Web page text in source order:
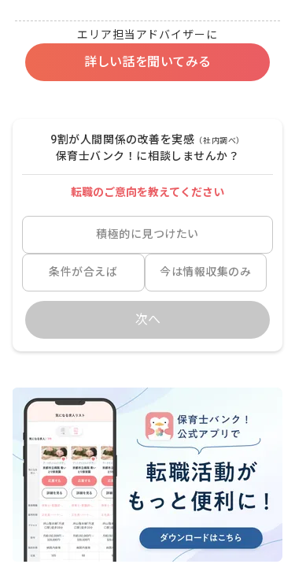
エリア担当アドバイザーに
詳しい話を聞いてみる
9割が人間関係の改善を実感 （社内調べ）
保育士バンク！に相談しませんか？
転職のご意向を教えてください
積極的に見つけたい
条件が合えば 今は情報収集のみ
次へ